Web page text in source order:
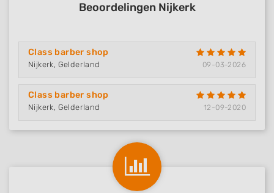
Beoordelingen Nijkerk
Class barber shop
Nijkerk, Gelderland 09-03-2026
Class barber shop
Nijkerk, Gelderland 12-09-2020